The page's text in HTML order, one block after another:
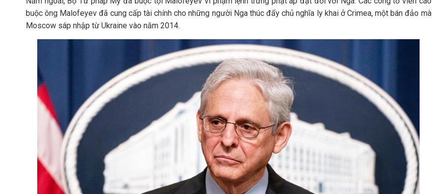
buộc ông Malofeyev đã cung cấp tài chính cho những người Nga thúc đẩy chủ nghĩa ly khai ở Crimea, một bán đảo mà
Moscow sáp nhập từ Ukraine vào năm 2014.